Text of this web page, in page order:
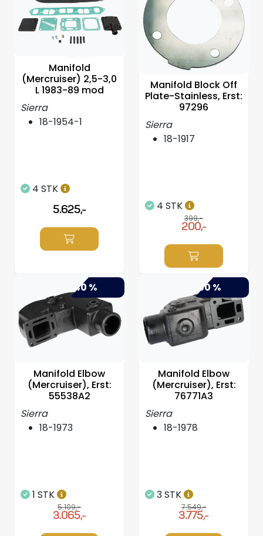
Manifold
(Mercruiser) 2,5-3,0
L 1983-89 mod
Sierra
18-1954-1
4 STK
5.625,-
Manifold Block Off
Plate-Stainless, Erst:
97296
Sierra
18-1917
4 STK
399,-
200,-
-40 %
Manifold Elbow
(Mercruiser), Erst:
55538A2
Sierra
18-1973
1 STK
5.109,-
3.065,-
-50 %
Manifold Elbow
(Mercruiser), Erst:
76771A3
Sierra
18-1978
3 STK
7.549,-
3.775,-